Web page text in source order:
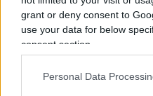
grant or deny consent to
use your data for below
consent section.
Personal Data
di Capodanno”, fossero
rivolto a loro due. Una
mondovisione a chi,